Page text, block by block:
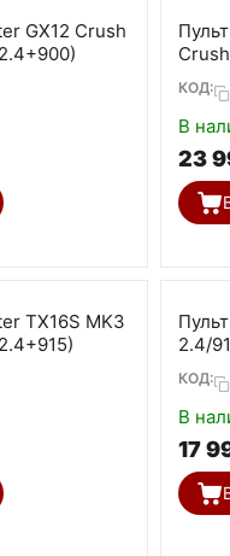
GX12 Crush
КОД:
В
23
TX16S MK3
2.4/
КОД:
В
17